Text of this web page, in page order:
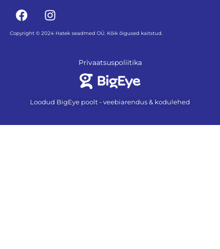
Copyright © 2024 Hatek seadmed OÜ. Kõik õigused kaitstud.
Privaatsuspoliitika
Loodud BigEye poolt - veebiarendus & kodulehed